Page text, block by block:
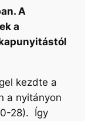
A
a
kezdte a
a nyitányon
28). Így